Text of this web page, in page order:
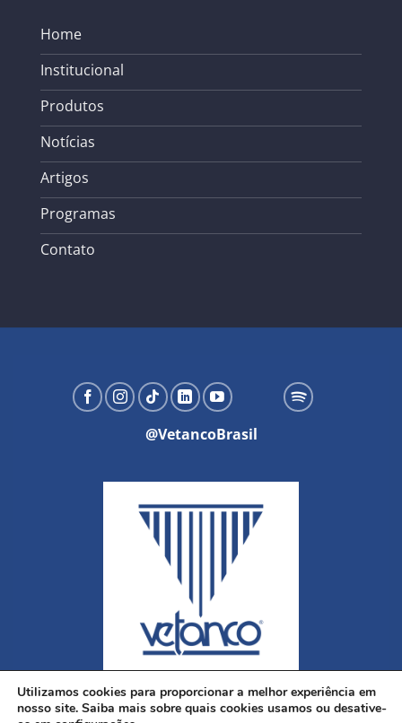
Home
Institucional
Produtos
Notícias
Artigos
Programas
Contato
@VetancoBrasil
Utilizamos cookies para proporcionar a melhor experiência em
nosso site. Saiba mais sobre quais cookies usamos ou desative-